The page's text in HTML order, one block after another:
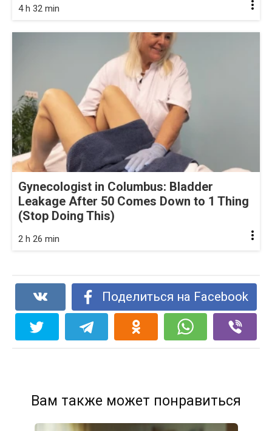
4 h 32 min
Gynecologist in Columbus: Bladder
Leakage After 50 Comes Down to 1 Thing
(Stop Doing This)
2 h 26 min
Поделиться на Facebook
Вам также может понравиться